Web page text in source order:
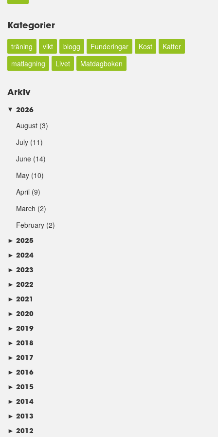
Kategorier
träning vikt blogg Funderingar Kost
Katter
matlagning
Livet Matdagboken
Arkiv
► 2026
August (3)
July (11)
June (14)
May (10)
April (9)
March (2)
February (2)
► 2025
► 2024
► 2023
► 2022
► 2021
► 2020
► 2019
► 2018
► 2017
► 2016
► 2015
► 2014
► 2013
► 2012